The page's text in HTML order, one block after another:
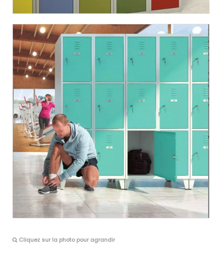
Cliquez sur la photo pour agrandir